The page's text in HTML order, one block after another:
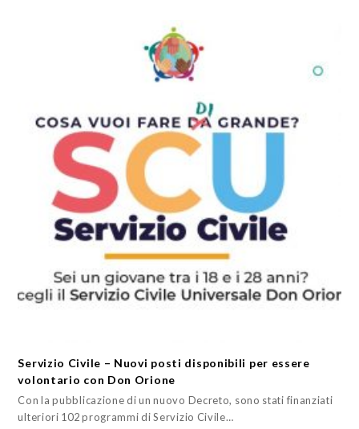
Servizio Civile – Nuovi posti disponibili per essere
volontario con Don Orione
Con la pubblicazione di un nuovo Decreto, sono stati finanziati
ulteriori 102 programmi di Servizio Civile…